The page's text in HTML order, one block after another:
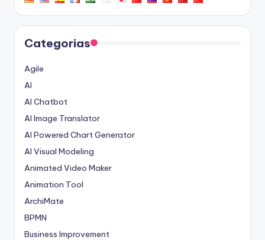
Categorias
Agile
AI
AI Chatbot
AI Image Translator
AI Powered Chart Generator
AI Visual Modeling
Animated Video Maker
Animation Tool
ArchiMate
BPMN
Business Improvement